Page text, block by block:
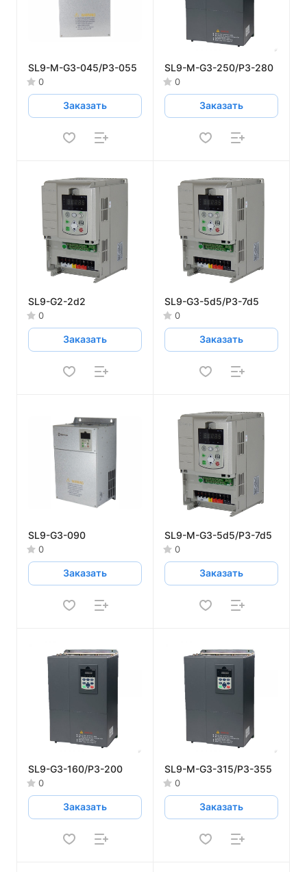
SL9-M-G3-045/P3-055
0
Заказать
SL9-M-G3-250/P3-280
0
Заказать
SL9-G2-2d2
0
Заказать
SL9-G3-5d5/P3-7d5
0
Заказать
SL9-G3-090
0
Заказать
SL9-M-G3-5d5/P3-7d5
0
Заказать
SL9-G3-160/P3-200
0
Заказать
SL9-M-G3-315/P3-355
0
Заказать